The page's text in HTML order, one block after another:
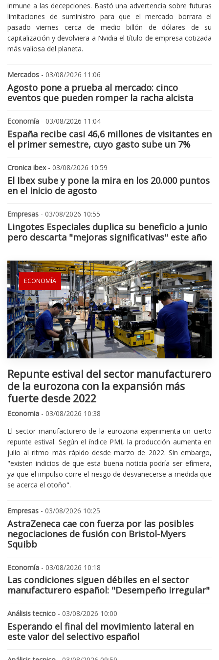
inmune a las decepciones. Bastó una advertencia sobre futuras
limitaciones de suministro para que el mercado borrara el
pasado viernes cerca de medio billón de dólares de su
capitalización y devolviera a Nvidia el título de empresa cotizada
más valiosa del planeta.
Mercados - 03/08/2026 11:06
Agosto pone a prueba al mercado: cinco
eventos que pueden romper la racha alcista
Economía - 03/08/2026 11:04
España recibe casi 46,6 millones de visitantes en
el primer semestre, cuyo gasto sube un 7%
Cronica ibex- 03/08/2026 10:59
El Ibex sube y pone la mira en los 20.000 puntos
en el inicio de agosto
Empresas - 03/08/2026 10:55
Lingotes Especiales duplica su beneficio a junio
pero descarta "mejoras significativas" este año
ECONOMÍA
Repunte estival del sector manufacturero
de la eurozona con la expansión más
fuerte desde 2022
Economia - 03/08/2026 10:38
El sector manufacturero de la eurozona experimenta un cierto
repunte estival. Según el índice PMI, la producción aumenta en
julio al ritmo más rápido desde marzo de 2022. Sin embargo,
"existen indicios de que esta buena noticia podría ser efímera,
ya que el impulso corre el riesgo de desvanecerse a medida que
se acerca el otoño".
Empresas - 03/08/2026 10:25
AstraZeneca cae con fuerza por las posibles
negociaciones de fusión con Bristol-Myers
Squibb
Economía - 03/08/2026 10:18
Las condiciones siguen débiles en el sector
manufacturero español: "Desempeño irregular"
Análisis tecnico - 03/08/2026 10:00
Esperando el final del movimiento lateral en
este valor del selectivo español